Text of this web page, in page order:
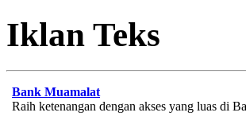
Iklan Teks
Bank Muamalat
Raih ketenangan dengan akses yang luas di